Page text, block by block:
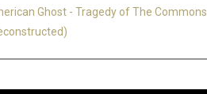
Ghost - Tragedy of The Commons